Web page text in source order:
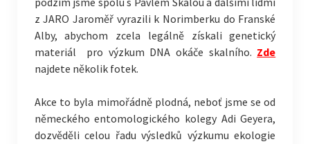
z JARO Jaroměř vyrazili k Norimberku do Franské
Alby, abychom zcela legálně získali genetický
materiál pro výzkum DNA okáče skalního. Zde
najdete několik fotek.
Akce to byla mimořádně plodná, neboť jsme se od
německého entomologického kolegy Adi Geyera,
dozvěděli celou řadu výsledků výzkumu ekologie